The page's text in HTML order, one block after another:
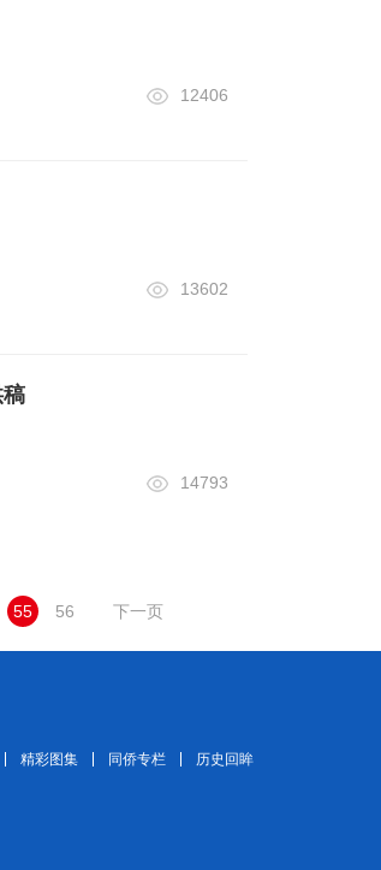
12406
13602
14793
55 56 下一页
精彩图集 同侨专栏 历史回眸